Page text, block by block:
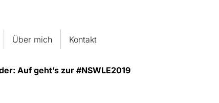
Über mich Kontakt
Auf geht’s zur #NSWLE2019